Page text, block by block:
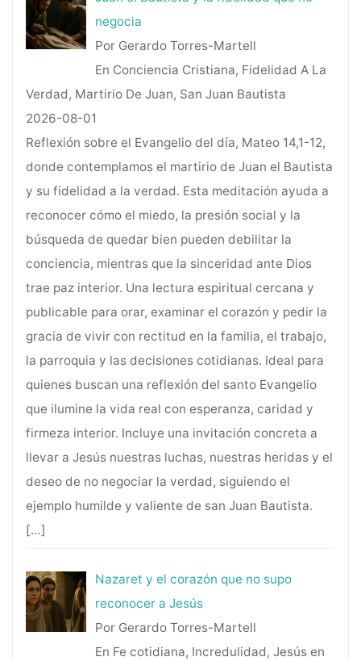
negocia
Por Gerardo Torres-Martell
En Conciencia Cristiana, Fidelidad A La
Verdad, Martirio De Juan, San Juan Bautista
2026-08-01
Reflexión sobre el Evangelio del día, Mateo 14,1-12,
donde contemplamos el martirio de Juan el Bautista
y su fidelidad a la verdad. Esta meditación ayuda a
reconocer cómo el miedo, la presión social y la
búsqueda de quedar bien pueden debilitar la
conciencia, mientras que la sinceridad ante Dios
trae paz interior. Una lectura espiritual cercana y
publicable para orar, examinar el corazón y pedir la
gracia de vivir con rectitud en la familia, el trabajo,
la parroquia y las decisiones cotidianas. Ideal para
quienes buscan una reflexión del santo Evangelio
que ilumine la vida real con esperanza, caridad y
firmeza interior. Incluye una invitación concreta a
llevar a Jesús nuestras luchas, nuestras heridas y el
deseo de no negociar la verdad, siguiendo el
ejemplo humilde y valiente de san Juan Bautista.
[…]
Nazaret y el corazón que no supo
reconocer a Jesús
Por Gerardo Torres-Martell
En Fe cotidiana, Incredulidad, Jesús en